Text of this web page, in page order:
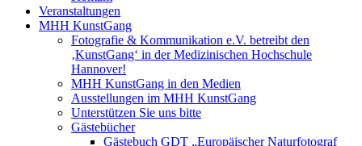
Veranstaltungen
MHH KunstGang
Fotografie & Kommunikation e.V. betreibt den
‚KunstGang‘ in der Medizinischen Hochschule
Hannover!
MHH KunstGang in den Medien
Ausstellungen im MHH KunstGang
Unterstützen Sie uns bitte
Gästebücher
Gästebuch GDT „Europäischer Naturfotograf